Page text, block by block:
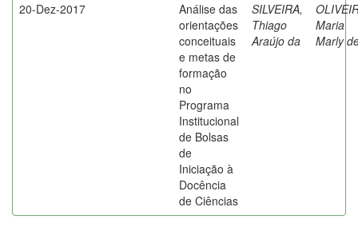
20-Dez-2017
Análise das
orientações
conceituais
e metas de
formação
no
Programa
Institucional
de Bolsas
de
Iniciação à
Docência
de Ciências
SILVEIRA,
Thiago
Araújo da
Maria
Marly